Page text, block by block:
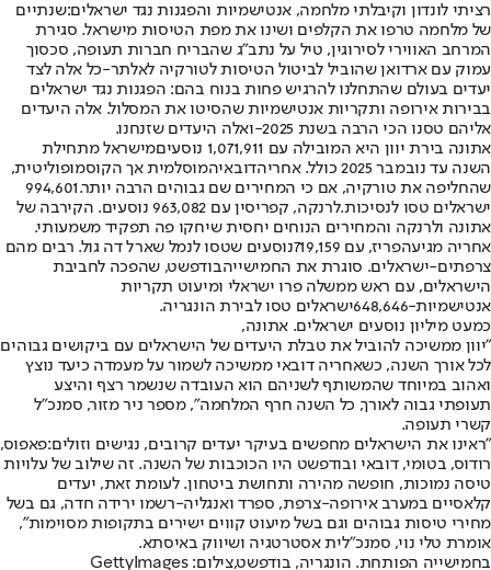
רציתי לונדון וקיבלתי מלחמה, אנטישמיות והפגנות נגד ישראלים:שנתיים
של מלחמה טרפו את הקלפים ושינו את מפת הטיסות מישראל. סגירת
המרחב האווירי לסירוגין, טיל על נתב"ג שהבריח חברות תעופה, סכסוך
עמוק עם ארדואן שהוביל לביטול הטיסות לטורקיה לאלתר-כל אלה לצד
יעדים בעולם שהתחלנו להרגיש פחות בנוח בהם: הפגנות נגד ישראלים
בבירות אירופה ותקריות אנטישמיות שהסיטו את המסלול. אלה היעדים
אליהם טסנו הכי הרבה בשנת 2025
-ואלה היעדים שזנחנו.
אתונה בירת יוון היא המובילה עם 1,071,911 נוסעים
מישראל מתחילת
השנה עד נובמבר 2025 כולל. אחריה
דובאיהמוסלמית אך הקוסמופוליטית,
שהחליפה את טורקיה, אם כי המחירים שם גבוהים הרבה יותר.994,601
ישראלים טסו לנסיכות.לרנקה, קפריסין עם 963,082 נוסעים
. הקירבה של
אתונה ולרנקה והמחירים הנוחים יחסית שיחקו פה תפקיד משמעותי.
אחריה מגיעהפריז, עם 719,159
נוסעים שטסו לנמל שארל דה גול. רבים מהם
צרפתים-ישראלים. סוגרת את החמישייהבודפשט, שהפכה לחביבת
הישראלים, עם ראש ממשלה פרו ישראלי ומיעוט תקריות
אנטישמיות-
648,646ישראלים טסו לבירת הונגריה.
כמעט מיליון נוסעים ישראלים. אתונה,
"יוון ממשיכה להוביל את טבלת היעדים של הישראלים עם ביקושים גבוהים
לכל אורך השנה, כשאחריה דובאי ממשיכה לשמור על מעמדה כיעד נוצץ
ואהוב במיוחד שהמשותף לשניהם הוא העובדה שנשמר רצף והיצע
תעופתי גבוה לאורך, כל השנה חרף המלחמה", מספר ניר מזור, סמנכ״ל
קשרי תעופה.
"ראינו את הישראלים מחפשים בעיקר יעדים קרובים, נגישים וזולים:פאפוס,
רודוס, בטומי, דובאי ובודפשט היו הכוכבות של השנה. זה שילוב של עלויות
טיסה נמוכות, חופשה מהירה ותחושת ביטחון. לעומת זאת, יעדים
קלאסיים במערב אירופה-צרפת, ספרד ואנגליה-רשמו ירידה חדה, גם בשל
מחירי טיסות גבוהים וגם בשל מיעוט קווים ישירים בתקופות מסוימות",
אומרת טלי נוי, סמנכ"לית אסטרטגיה ושיווק באיסתא.
בחמישייה הפותחת. הונגריה, בודפשט,צילום: GettyImages